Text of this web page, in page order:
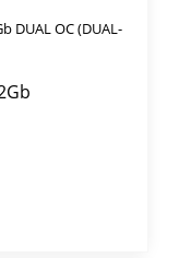
DUAL OC (DUAL-